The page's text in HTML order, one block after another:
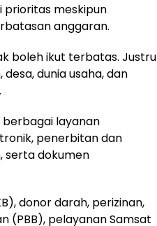
prioritas meskipun
anggaran.
boleh ikut terbatas. Justru
dunia usaha, dan
layanan
penerbitan dan
serta dokumen
donor darah, perizinan,
(PBB), pelayanan Samsat